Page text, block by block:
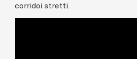
corridoi stretti.